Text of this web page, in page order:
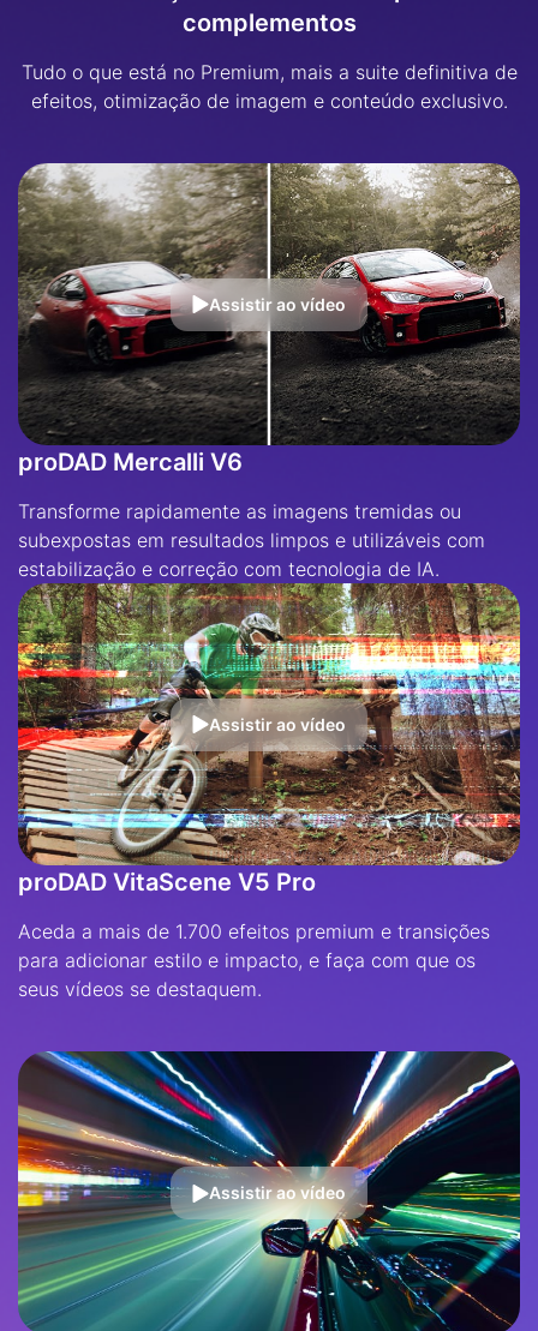
complementos
Tudo o que está no Premium, mais a suite definitiva de
efeitos, otimização de imagem e conteúdo exclusivo.
Assistir ao vídeo
proDAD Mercalli V6
Transforme rapidamente as imagens tremidas ou
subexpostas em resultados limpos e utilizáveis com
estabilização e correção com tecnologia de IA.
Assistir ao vídeo
proDAD VitaScene V5 Pro
Aceda a mais de 1.700 efeitos premium e transições
para adicionar estilo e impacto, e faça com que os
seus vídeos se destaquem.
Assistir ao vídeo